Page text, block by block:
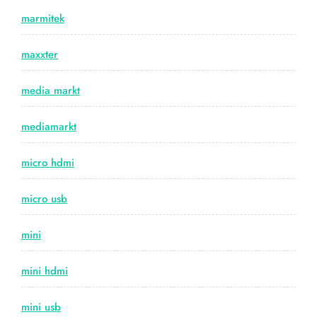
marmitek
maxxter
media markt
mediamarkt
micro hdmi
micro usb
mini
mini hdmi
mini usb